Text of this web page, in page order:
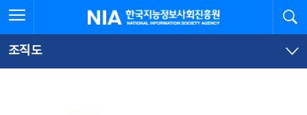
문
로
가
체
뉴
바
가
한국지능정보사회진흥원
조직도